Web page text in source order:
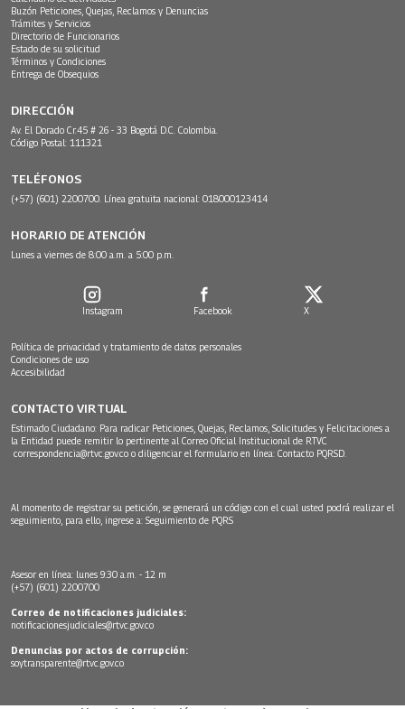
Buzón Peticiones, Quejas, Reclamos y Denuncias
Trámites y Servicios
Directorio de Funcionarios
Estado de su solicitud
Términos y Condiciones
Entrega de Obsequios
DIRECCIÓN
Av. El Dorado Cr.45 # 26 - 33 Bogotá D.C. Colombia.
Código Postal: 111321
TELÉFONOS
(+57) (601) 2200700. Línea gratuita nacional: 018000123414
HORARIO DE ATENCIÓN
Lunes a viernes de 8:00 a.m. a 5:00 p.m.
Instagram Facebook X
Política de privacidad y tratamiento de datos personales
Condiciones de uso
Accesibilidad
CONTACTO VIRTUAL
Estimado Ciudadano: Para radicar Peticiones, Quejas, Reclamos, Solicitudes y Felicitaciones a
la Entidad puede remitir lo pertinente al Correo Oficial Institucional de RTVC
correspondencia@rtvc.gov.co o diligenciar el formulario en línea: Contacto PQRSD.
Al momento de registrar su petición, se generará un código con el cual usted podrá realizar el
seguimiento, para ello, ingrese a: Seguimiento de PQRS
Asesor en línea: lunes 9:30 a.m. - 12 m
(+57) (601) 2200700
Correo de notificaciones judiciales:
notificacionesjudiciales@rtvc.gov.co
Denuncias por actos de corrupción:
soytransparente@rtvc.gov.co